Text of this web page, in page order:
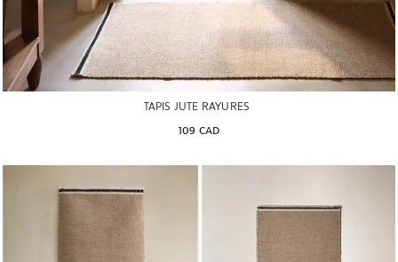
TAPIS JUTE RAYURES
109 CAD